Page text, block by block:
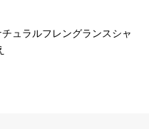
ュラルフレングランスシャ